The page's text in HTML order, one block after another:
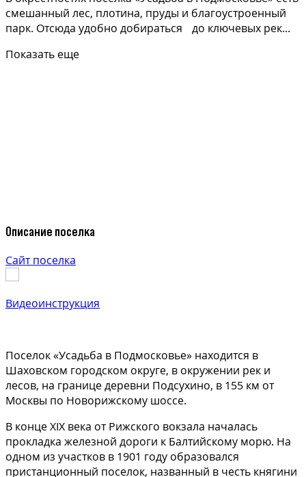
смешанный лес, плотина, пруды и благоустроенный
парк. Отсюда удобно добираться до ключевых рек...
Показать еще
Описание поселка
Сайт поселка
Видеоинструкция
Поселок «Усадьба в Подмосковье» находится в
Шаховском городском округе, в окружении рек и
лесов, на границе деревни Подсухино, в 155 км от
Москвы по Новорижскому шоссе.
В конце XIX века от Рижского вокзала началась
прокладка железной дороги к Балтийскому морю. На
одном из участков в 1901 году образовался
пристанционный поселок, названный в честь княгини